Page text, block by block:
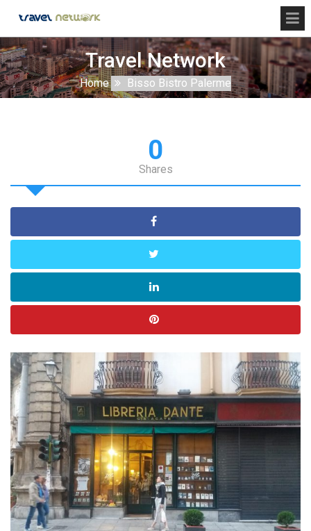
Travel Network
Home Bisso Bistro Palerme
0
Shares